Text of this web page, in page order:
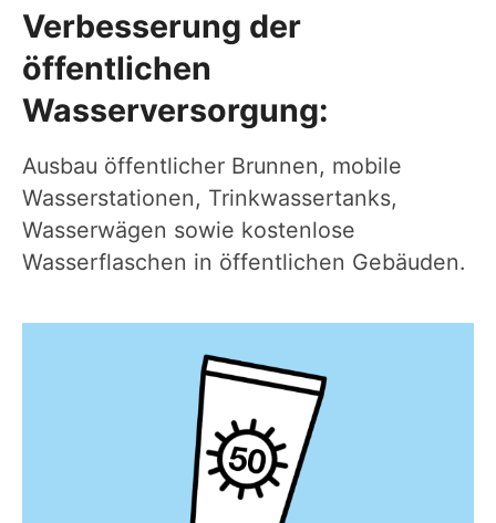
Verbesserung der
öffentlichen
Wasserversorgung:
Ausbau öffentlicher Brunnen, mobile
Wasserstationen, Trinkwassertanks,
Wasserwägen sowie kostenlose
Wasserflaschen in öffentlichen Gebäuden.